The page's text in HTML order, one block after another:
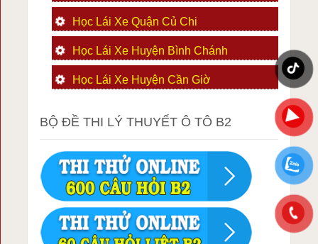
Học Lái Xe Quận Củ Chi
Học Lái Xe Huyện Bình Chánh
Học Lái Xe Huyện Cần Giờ
BỘ ĐỀ THI LÝ THUYẾT Ô TÔ B2